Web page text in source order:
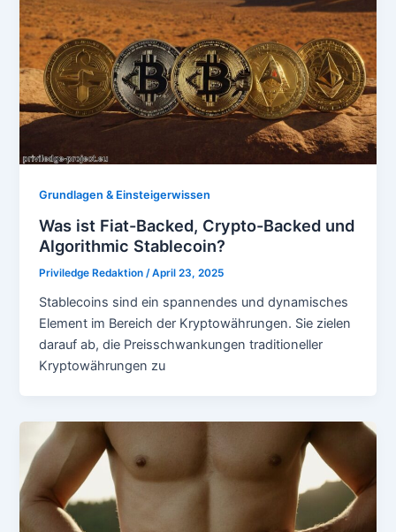
Grundlagen & Einsteigerwissen
Was ist Fiat-Backed, Crypto-Backed und
Algorithmic Stablecoin?
Priviledge Redaktion/April 23, 2025
Stablecoins sind ein spannendes und dynamisches
Element im Bereich der Kryptowährungen. Sie zielen
darauf ab, die Preisschwankungen traditioneller
Kryptowährungen zu